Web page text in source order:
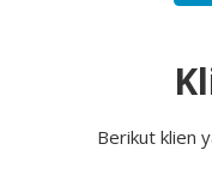
Berikut klien